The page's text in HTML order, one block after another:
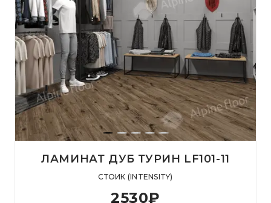
ЛАМИНАТ ДУБ ТУРИН LF101-11
СТОИК (INTENSITY)
2530₽